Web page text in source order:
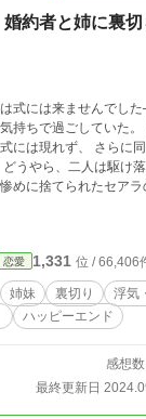
婚約者と姉に裏
ませんでした─── 伯爵家の次女
持ちで過ごしていた
には現れず、 さらに
やら、二人は駆け落ちを
めに捨てられたセア
聞かされていた侯爵令
アラはジョエルと新
恋愛 1,331 位 / 66,406
姉妹 裏切り 浮気
ハッピーエンド
感想
最終更新日